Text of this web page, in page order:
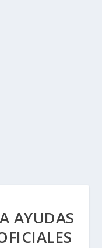
AYUDAS